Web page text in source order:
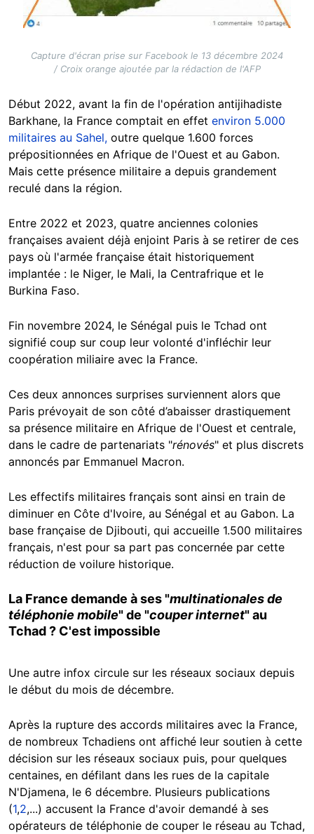
Capture d'écran prise sur Facebook le 13 décembre 2024
/ Croix orange ajoutée par la rédaction de l'AFP
Début 2022, avant la fin de l'opération antijihadiste
Barkhane, la France comptait en effet environ 5.000
militaires au Sahel, outre quelque 1.600 forces
prépositionnées en Afrique de l'Ouest et au Gabon.
Mais cette présence militaire a depuis grandement
reculé dans la région.
Entre 2022 et 2023, quatre anciennes colonies
françaises avaient déjà enjoint Paris à se retirer de ces
pays où l'armée française était historiquement
implantée : le Niger, le Mali, la Centrafrique et le
Burkina Faso.
Fin novembre 2024, le Sénégal puis le Tchad ont
signifié coup sur coup leur volonté d'infléchir leur
coopération miliaire avec la France.
Ces deux annonces surprises surviennent alors que
Paris prévoyait de son côté d’abaisser drastiquement
sa présence militaire en Afrique de l'Ouest et centrale,
dans le cadre de partenariats "rénovés" et plus discrets
annoncés par Emmanuel Macron.
Les effectifs militaires français sont ainsi en train de
diminuer en Côte d'Ivoire, au Sénégal et au Gabon. La
base française de Djibouti, qui accueille 1.500 militaires
français, n'est pour sa part pas concernée par cette
réduction de voilure historique.
La France demande à ses "multinationales de
téléphonie mobile" de "couper internet" au
Tchad ? C'est impossible
Une autre infox circule sur les réseaux sociaux depuis
le début du mois de décembre.
Après la rupture des accords militaires avec la France,
de nombreux Tchadiens ont affiché leur soutien à cette
décision sur les réseaux sociaux puis, pour quelques
centaines, en défilant dans les rues de la capitale
N'Djamena, le 6 décembre. Plusieurs publications
(1,2,...) accusent la France d'avoir demandé à ses
opérateurs de téléphonie de couper le réseau au Tchad,